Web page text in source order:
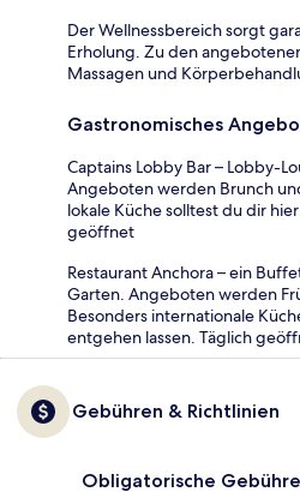
Der Wellnessbereich sorgt
Erholung. Zu den
Massagen und
Gastronomisches
Captains Lobby Bar – Lobby-
Angeboten werden Brunch
lokale Küche solltest du dir
geöffnet
Restaurant Anchora – ein
Garten. Angeboten werden
Besonders internationale
entgehen lassen. Täglich
Gebühren & Richtlinien
Obligatorische